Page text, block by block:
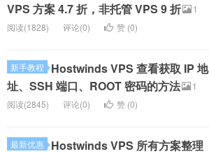
VPS 方案 4.7 折，非托管 VPS 9 折
1
阅读(1828)
评论(0) 赞 (0)
新手教程
Hostwinds VPS 查看获取 IP 地
址、SSH 端口、ROOT 密码的方法
1
阅读(2845)
评论(0) 赞 (0)
最新优惠
Hostwinds VPS 所有方案整理